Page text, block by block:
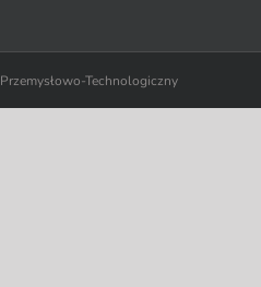
Technologiczny